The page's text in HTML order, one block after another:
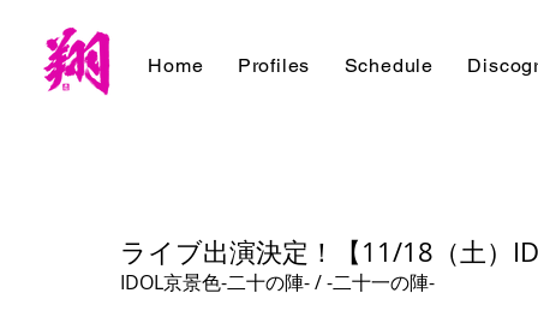
Home Profiles Schedule
ライブ出演決定！【11/18（土）
IDOL京景色-二十の陣- / -二十一の陣-